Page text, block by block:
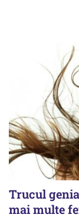
Trucul
mai multe